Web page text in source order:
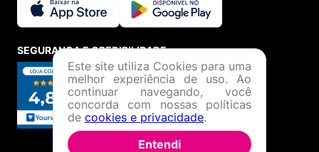
SEGURANÇA E CREDIBILIDADE
Este site utiliza Cookies para uma
melhor experiência de uso. Ao
continuar navegando, você
concorda com nossas políticas
de cookies e privacidade.
Entendi